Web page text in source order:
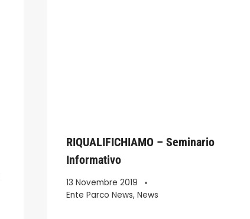
RIQUALIFICHIAMO – Seminario
Informativo
13 Novembre 2019
Ente Parco News,News